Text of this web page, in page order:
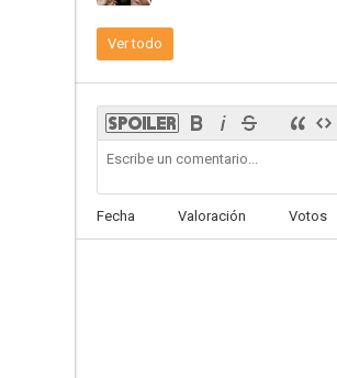
Ver todo
Fecha Valoración Votos